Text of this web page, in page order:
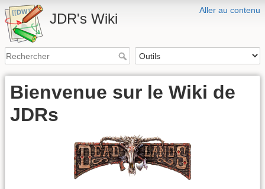
Aller au contenu
JDR's Wiki
Bienvenue sur le Wiki de
JDRs